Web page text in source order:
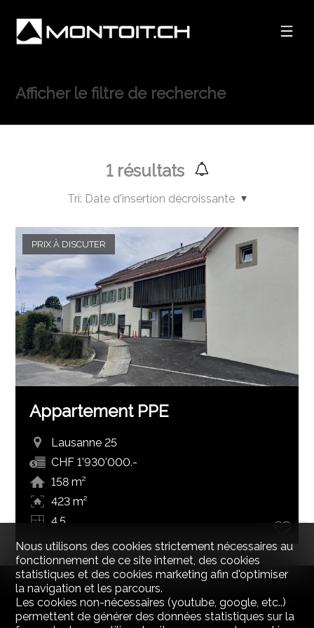
Afficher le filtre de recherche
1résultats
Tri: Date d'insertion décroissante
PRIX À DISCUTER
Appartement PPE
Lausanne 25
CHF 1'930'000.-
158 m²
423 m²
4.5
Nous utilisons des cookies strictement nécessaires au
fonctionnement de ce site internet, des cookies
statistiques et des cookies marketing afin d'optimiser
la navigation et les parcours.
Les cookies non-nécessaires (youtube, google, etc..)
permettent de générer des données statistiques sur la